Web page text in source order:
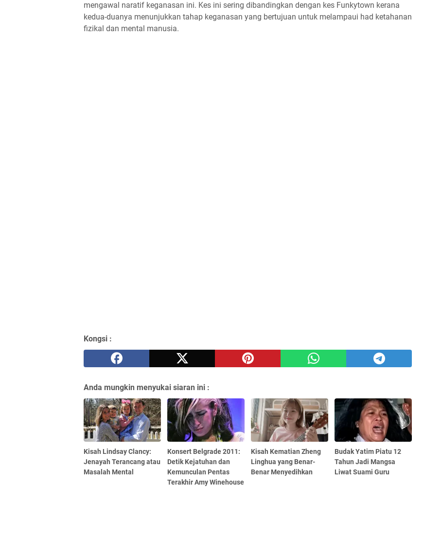
mengawal naratif keganasan ini. Kes ini sering dibandingkan dengan kes Funkytown kerana
kedua-duanya menunjukkan tahap keganasan yang bertujuan untuk melampaui had ketahanan
fizikal dan mental manusia.
Kongsi :
Anda mungkin menyukai siaran ini :
Kisah Lindsay Clancy:
Jenayah Terancang atau
Masalah Mental
Konsert Belgrade 2011:
Detik Kejatuhan dan
Kemunculan Pentas
Terakhir Amy Winehouse
Kisah Kematian Zheng
Linghua yang Benar-
Benar Menyedihkan
Budak Yatim Piatu 12
Tahun Jadi Mangsa
Liwat Suami Guru